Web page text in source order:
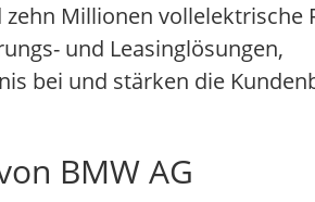
Millionen vollelektrische
und Leasinglösungen,
bei und stärken die
BMW AG